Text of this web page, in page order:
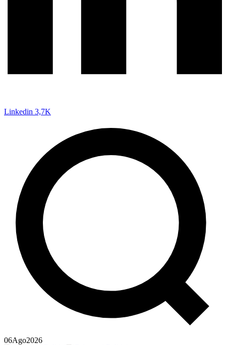
Linkedin 3,7K
06Ago2026